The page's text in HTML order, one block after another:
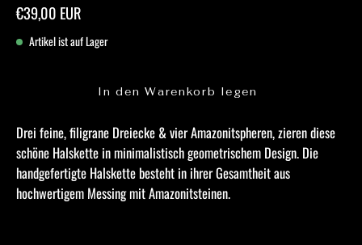
€39,00 EUR
Artikel ist auf Lager
In den Warenkorb legen
Drei feine, filigrane Dreiecke & vier Amazonitspheren, zieren diese
schöne Halskette in minimalistisch geometrischem Design. Die
handgefertigte Halskette besteht in ihrer Gesamtheit aus
hochwertigem Messing mit Amazonitsteinen.